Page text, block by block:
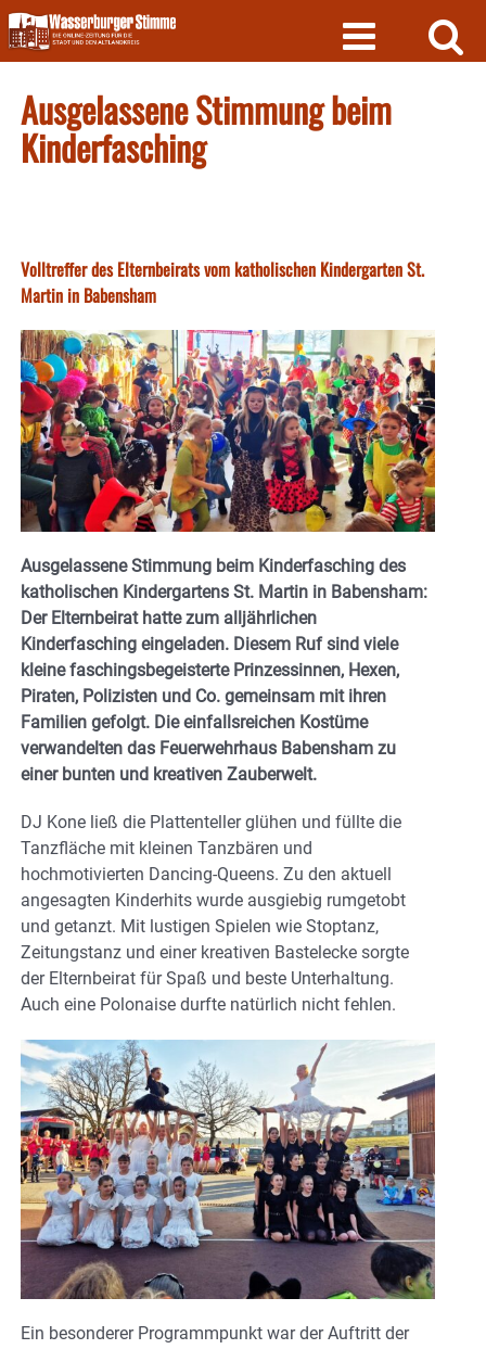
Skip
to
content
Ausgelassene Stimmung beim
Kinderfasching
Volltreffer des Elternbeirats vom katholischen Kindergarten St.
Martin in Babensham
Ausgelassene Stimmung beim Kinderfasching des
katholischen Kindergartens St. Martin in Babensham:
Der Elternbeirat hatte zum alljährlichen
Kinderfasching eingeladen. Diesem Ruf sind viele
kleine faschingsbegeisterte Prinzessinnen, Hexen,
Piraten, Polizisten und Co. gemeinsam mit ihren
Familien gefolgt. Die einfallsreichen Kostüme
verwandelten das Feuerwehrhaus Babensham zu
einer bunten und kreativen Zauberwelt.
DJ Kone ließ die Plattenteller glühen und füllte die
Tanzfläche mit kleinen Tanzbären und
hochmotivierten Dancing-Queens. Zu den aktuell
angesagten Kinderhits wurde ausgiebig rumgetobt
und getanzt. Mit lustigen Spielen wie Stoptanz,
Zeitungstanz und einer kreativen Bastelecke sorgte
der Elternbeirat für Spaß und beste Unterhaltung.
Auch eine Polonaise durfte natürlich nicht fehlen.
Ein besonderer Programmpunkt war der Auftritt der